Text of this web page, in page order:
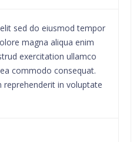
sed do eiusmod tempor
magna aliqua enim
exercitation ullamco
commodo consequat.
reprehenderit in voluptate